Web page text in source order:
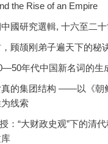
the Rise of an Empire
國研究選輯, 十六至二
顾颉刚弟子遍天下的秘
年代中国新名词的生
真的集团结构 ——以《朝
线索
：“大财政史观”下的清